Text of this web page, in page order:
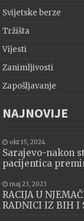
Svijetske berze
Tržišta
Vijesti
Zanimljivosti
Zapošljavanje
NAJNOVIJE
okt 15, 2024
Sarajevo-nakon
pacijentica
maj 23, 2023
RACIJA U
RADNICI IZ BIH I